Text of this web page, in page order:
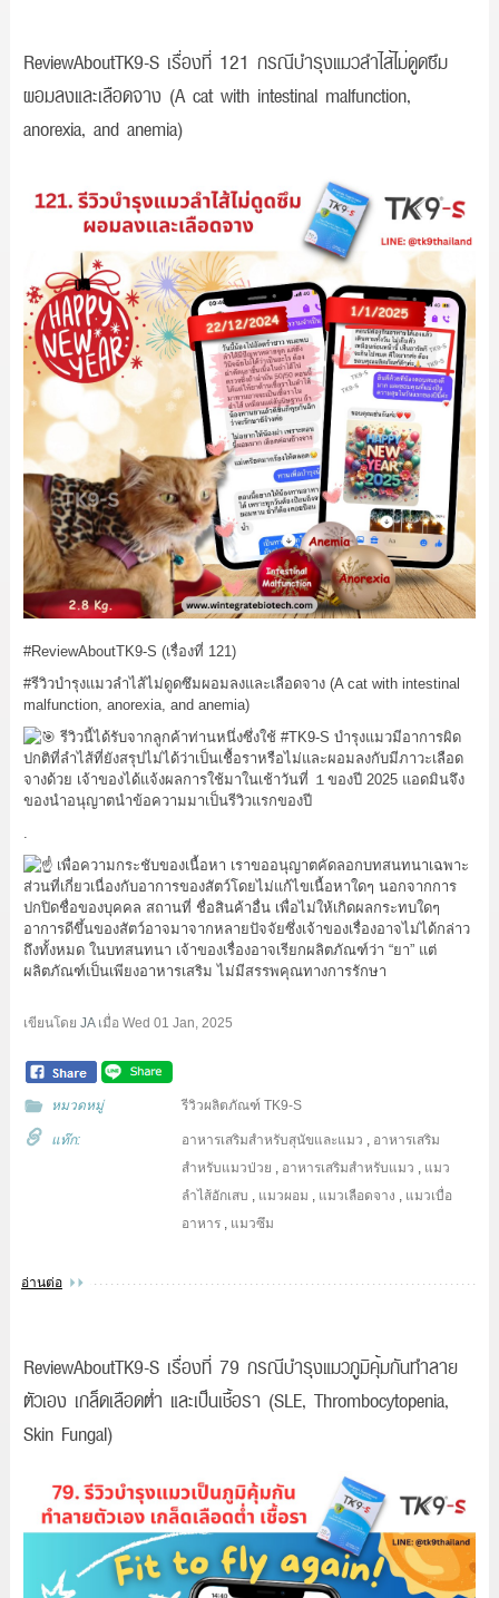
ReviewAboutTK9-S เรื่องที่ 121 กรณีบำรุงแมวลำไส้ไม่ดูดซึม
ผอมลงและเลือดจาง (A cat with intestinal malfunction,
anorexia, and anemia)
#ReviewAboutTK9-S (เรื่องที่ 121)
#รีวิวบำรุงแมวลำไส้ไม่ดูดซึมผอมลงและเลือดจาง(A cat with intestinal
malfunction, anorexia, and anemia)
รีวิวนี้ได้รับจากลูกค้าท่านหนึ่งซึ่งใช้ #TK9-S บำรุงแมวมีอาการผิด
ปกติที่ลำไส้ที่ยังสรุปไม่ได้ว่าเป็นเชื้อราหรือไม่และผอมลงกับมีภาวะเลือด
จางด้วย เจ้าของได้แจ้งผลการใช้มาในเช้าวันที่ １ของปี 2025 แอดมินจึง
ของนำอนุญาตนำข้อความมาเป็นรีวิวแรกของปี
เพื่อความกระชับของเนื้อหา เราขออนุญาตคัดลอกบทสนทนาเฉพาะ
ส่วนที่เกี่ยวเนื่องกับอาการของสัตว์โดยไม่แก้ไขเนื้อหาใดๆ นอกจากการ
ปกปิดชื่อของบุคคล สถานที่ ชื่อสินค้าอื่น เพื่อไม่ให้เกิดผลกระทบใดๆ
อาการดีขึ้นของสัตว์อาจมาจากหลายปัจจัยซึ่งเจ้าของเรื่องอาจไม่ได้กล่าว
ถึงทั้งหมด ในบทสนทนา เจ้าของเรื่องอาจเรียกผลิตภัณฑ์ว่า “ยา” แต่
ผลิตภัณฑ์เป็นเพียงอาหารเสริม ไม่มีสรรพคุณทางการรักษา
เขียนโดย JAเมื่อ Wed 01 Jan, 2025
หมวดหมู่ รีวิวผลิตภัณฑ์ TK9-S
แท๊ก: อาหารเสริมสำหรับสุนัขและแมว , อาหารเสริม
สำหรับแมวป่วย , อาหารเสริมสำหรับแมว , แมว
ลำไส้อักเสบ , แมวผอม , แมวเลือดจาง , แมวเบื่อ
อาหาร , แมวซึม
อ่านต่อ
ReviewAboutTK9-S เรื่องที่ 79 กรณีบำรุงแมวภูมิคุ้มกันทำลาย
ตัวเอง เกล็ดเลือดต่ำ และเป็นเชื้อรา (SLE, Thrombocytopenia,
Skin Fungal)